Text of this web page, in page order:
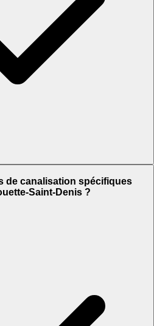
de canalisation spécifiques
Saint-Denis ?